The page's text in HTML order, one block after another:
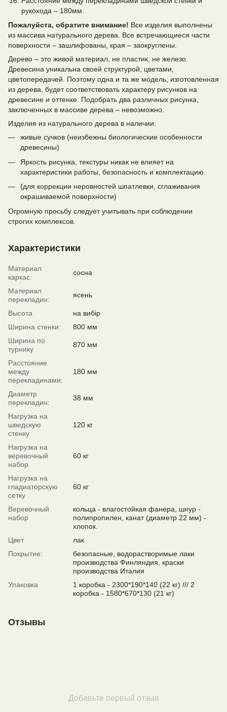
рукохода – 180мм.
Пожалуйста, обратите внимание! Все изделия выполнены
из массива натурального дерева. Все встречающиеся части
поверхности – зашлифованы, края – заокруглены.
Дерево – это живой материал, не пластик, не железо.
Древесина уникальна своей структурой, цветами,
цветопередачей. Поэтому одна и та же модель, изготовленная
из дерева, будет соответствовать характеру рисунков на
древесине и оттенке. Подобрать два различных рисунка,
заключенных в массиве дерева – невозможно.
Изделия из натурального дерева в наличии:
живые сучков (неизбежны биологические особенности
древесины)
Яркость рисунка, текстуры никак не влияет на
характеристики работы, безопасность и комплектацию.
(для коррекции неровностей шпатлевки, сглаживания
окрашиваемой поверхности)
Огромную просьбу следует учитывать при соблюдении
строгих комплексов.
Характеристики
Материал
каркас:
сосна
Материал
перекладин:
ясень
Высота
на вибір
Ширина стенки:
800 мм
Ширина по
турнику
870 мм
Расстояние
между
перекладинами:
180 мм
Диаметр
перекладин:
38 мм
Нагрузка на
шведскую
стенку
120 кг
Нагрузка на
веревочный
набор
60 кг
Нагрузка на
гладиаторскую
сетку
60 кг
Веревочный
набор
кольца - влагостойкая фанера, шнур -
полипропилен, канат (диаметр 22 мм) -
хлопок.
Цвет
лак
Покрытие:
безопасные, водорастворимые лаки
производства Финляндия, краски
производства Италия
Упаковка
1 коробка - 2300*190*140 (22 кг) /// 2
коробка - 1580*670*130 (21 кг)
Отзывы
Добавьте первый отзыв